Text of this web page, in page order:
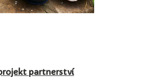
partnerství